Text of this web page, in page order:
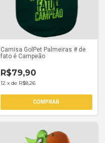
Camisa GolPet Palmeiras # de
fato é Campeão
R$79,90
12 x de R$8,26
COMPRAR